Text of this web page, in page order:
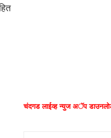
चंदगड लाईव्ह न्युज अॅप